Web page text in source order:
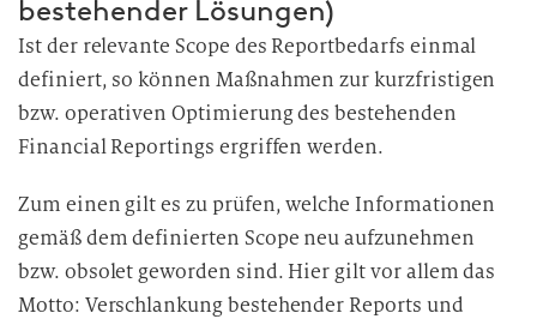
bestehender Lösungen)
Ist der relevante Scope des Reportbedarfs einmal
definiert, so können Maßnahmen zur kurzfristigen
bzw. operativen Optimierung des bestehenden
Financial Reportings ergriffen werden.
Zum einen gilt es zu prüfen, welche Informationen
gemäß dem definierten Scope neu aufzunehmen
bzw. obsolet geworden sind. Hier gilt vor allem das
Motto: Verschlankung bestehender Reports und